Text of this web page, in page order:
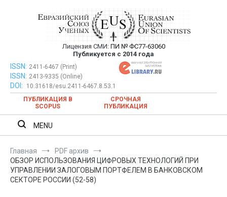
Евразийский Союз Ученых —
публикация научных статей в
ежемесячном научном журнале
Лицензия СМИ: ПИ № ФС77-63060
Публикуется с 2014 года
Евразийский Союз Ученых — публикация научных статей в
ежемесячном научном журнале
ISSN: 2411-6467 (Print)
ISSN: 2413-9335 (Online)
DOI:
10.31618/esu.2411-6467.8.53.1
ПУБЛИКАЦИЯ В
SCOPUS
СРОЧНАЯ
ПУБЛИКАЦИЯ
MENU
Главная
PDF архив
ОБЗОР ИСПОЛЬЗОВАНИЯ ЦИФРОВЫХ ТЕХНОЛОГИЙ ПРИ
УПРАВЛЕНИИ ЗАЛОГОВЫМ ПОРТФЕЛЕМ В БАНКОВСКОМ
СЕКТОРЕ РОССИИ (52-58)